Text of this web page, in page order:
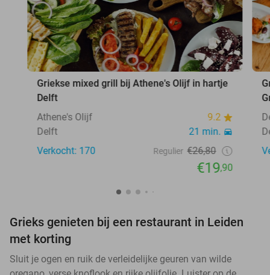
Griekse mixed grill bij Athene's Olijf in hartje
Delft
Athene's Olijf
9.2
Delft
21 min.
Verkocht: 170
Regulier €26,80
€19,90
Grieks genieten bij een restaurant in Leiden
met korting
Sluit je ogen en ruik de verleidelijke geuren van wilde